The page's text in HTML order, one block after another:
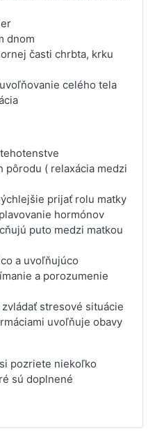
dnom
časti chrbta, krku
celého tela
pôrodu ( relaxácia medzi
prijať rolu matky
hormónov
puto medzi matkou
a uvoľňujúco
a porozumenie
stresové situácie
uvoľňuje obavy
pozriete niekoľko
sú doplnené